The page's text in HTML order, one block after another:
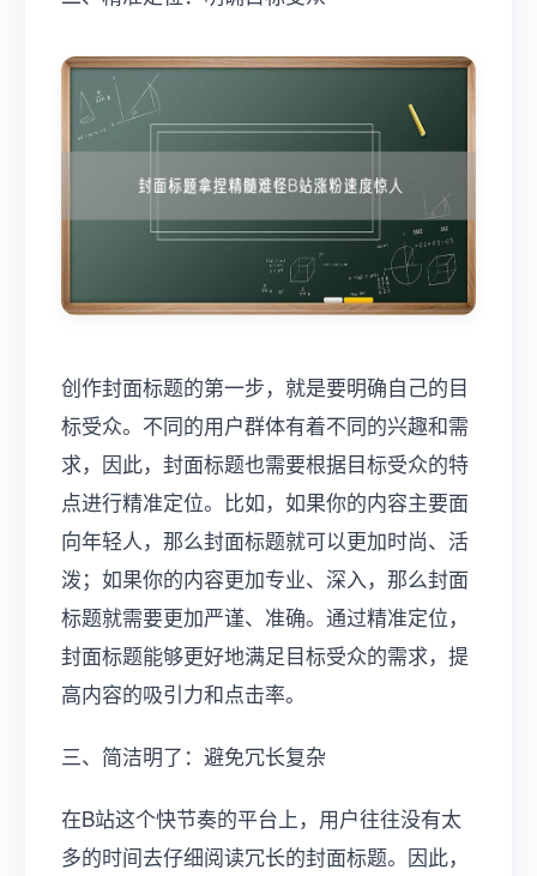
创作封面标题的第一步，就是要明确自己的目
标受众。不同的用户群体有着不同的兴趣和需
求，因此，封面标题也需要根据目标受众的特
点进行精准定位。比如，如果你的内容主要面
向年轻人，那么封面标题就可以更加时尚、活
泼；如果你的内容更加专业、深入，那么封面
标题就需要更加严谨、准确。通过精准定位，
封面标题能够更好地满足目标受众的需求，提
高内容的吸引力和点击率。
三、简洁明了：避免冗长复杂
在B站这个快节奏的平台上，用户往往没有太
多的时间去仔细阅读冗长的封面标题。因此，